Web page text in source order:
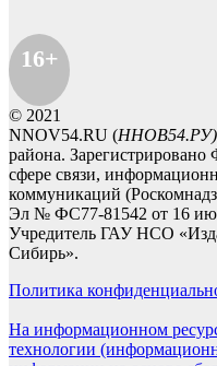
16+
© 2021
NNOV54.RU (ННОВ54.РУ)
района.
сфере связи,
коммуникаций
Эл № ФС77-81542 от 16
Учредитель ГАУ НСО
Сибирь».
Политика
На информационном
технологии